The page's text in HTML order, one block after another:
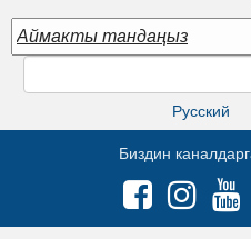
Русский
Биздин